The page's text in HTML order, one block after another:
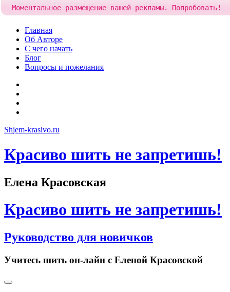
Skip
content
Главная
Об Авторе
С чего начать
Блог
Вопросы и пожелания
Shjem-krasivo.ru
Красиво шить не запретишь!
Елена Красовская
Красиво шить не запретишь!
Руководство для новичков
Учитесь шить он-лайн с Еленой Красовской
Primary
Моментальное размещение вашей рекламы. Попробовать!